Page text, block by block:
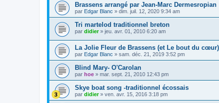
Brassens arrangé par Jean-Marc Dermesropian
par Edgar Blanc » dim. juil. 12, 2020 9:34 am
Tri martelod traditionnel breton
par didier» jeu. avr. 01, 2010 6:20 am
La Jolie Fleur de Brassens (et Le bout du
par Edgar Blanc » sam. déc. 21, 2019 3:52 pm
Blind Mary- O'Carolan
par hoe » mar. sept. 21, 2010 12:43 pm
Skye boat song -traditionnel écossais
par didier» ven. avr. 15, 2016 3:18 pm